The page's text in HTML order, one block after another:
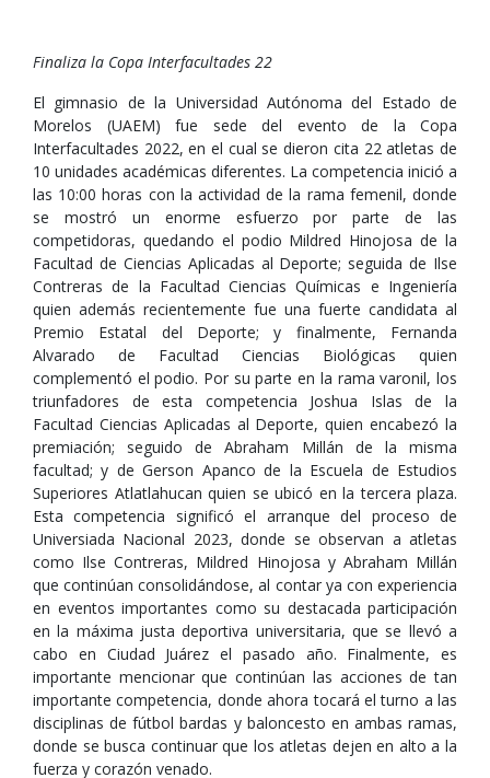
Finaliza la Copa Interfacultades 22
El gimnasio de la Universidad Autónoma del Estado de
Morelos (UAEM) fue sede del evento de la Copa
Interfacultades 2022, en el cual se dieron cita 22 atletas de
10 unidades académicas diferentes. La competencia inició a
las 10:00 horas con la actividad de la rama femenil, donde
se mostró un enorme esfuerzo por parte de las
competidoras, quedando el podio Mildred Hinojosa de la
Facultad de Ciencias Aplicadas al Deporte; seguida de Ilse
Contreras de la Facultad Ciencias Químicas e Ingeniería
quien además recientemente fue una fuerte candidata al
Premio Estatal del Deporte; y finalmente, Fernanda
Alvarado de Facultad Ciencias Biológicas quien
complementó el podio. Por su parte en la rama varonil, los
triunfadores de esta competencia Joshua Islas de la
Facultad Ciencias Aplicadas al Deporte, quien encabezó la
premiación; seguido de Abraham Millán de la misma
facultad; y de Gerson Apanco de la Escuela de Estudios
Superiores Atlatlahucan quien se ubicó en la tercera plaza.
Esta competencia significó el arranque del proceso de
Universiada Nacional 2023, donde se observan a atletas
como Ilse Contreras, Mildred Hinojosa y Abraham Millán
que continúan consolidándose, al contar ya con experiencia
en eventos importantes como su destacada participación
en la máxima justa deportiva universitaria, que se llevó a
cabo en Ciudad Juárez el pasado año. Finalmente, es
importante mencionar que continúan las acciones de tan
importante competencia, donde ahora tocará el turno a las
disciplinas de fútbol bardas y baloncesto en ambas ramas,
donde se busca continuar que los atletas dejen en alto a la
fuerza y corazón venado.